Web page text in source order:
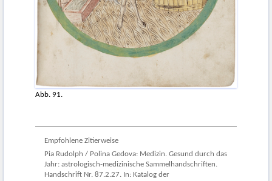
Abb. 91.
Empfohlene Zitierweise
Pia Rudolph / Polina Gedova: Medizin. Gesund durch das
Jahr: astrologisch-medizinische Sammelhandschriften.
Handschrift Nr. 87.2.27. In: Katalog der